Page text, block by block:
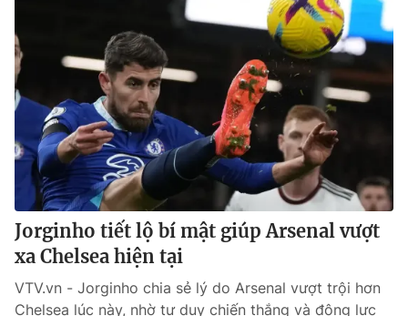
Jorginho tiết lộ bí mật giúp Arsenal vượt
xa Chelsea hiện tại
VTV.vn - Jorginho chia sẻ lý do Arsenal vượt trội hơn
Chelsea lúc này, nhờ tư duy chiến thắng và động lực